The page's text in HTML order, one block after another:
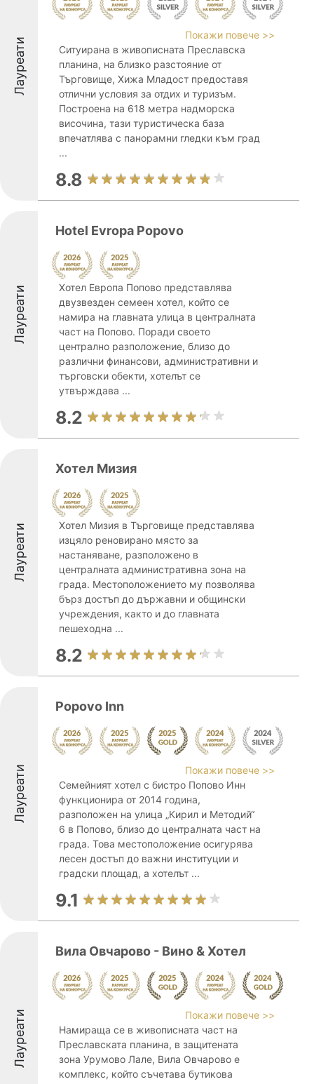
Лауреати
Покажи повече >>
Ситуирана в живописната Преславска
планина, на близко разстояние от
Търговище, Хижа Младост предоставя
отлични условия за отдих и туризъм.
Построена на 618 метра надморска
височина, тази туристическа база
впечатлява с панорамни гледки към град
...
8.8
Лауреати
Hotel Evropa Popovo
Хотел Европа Попово представлява
двузвезден семеен хотел, който се
намира на главната улица в централната
част на Попово. Поради своето
централно разположение, близо до
различни финансови, административни и
търговски обекти, хотелът се
утвърждава ...
8.2
Лауреати
Хотел Мизия
Хотел Мизия в Търговище представлява
изцяло реновирано място за
настаняване, разположено в
централната административна зона на
града. Местоположението му позволява
бърз достъп до държавни и общински
учреждения, както и до главната
пешеходна ...
8.2
Лауреати
Popovo Inn
Покажи повече >>
Семейният хотел с бистро Попово Инн
функционира от 2014 година,
разположен на улица „Кирил и Методий“
6 в Попово, близо до централната част на
града. Това местоположение осигурява
лесен достъп до важни институции и
градски площад, а хотелът ...
9.1
Лауреати
Вила Овчарово - Вино & Хотел
Покажи повече >>
Намираща се в живописната част на
Преславската планина, в защитената
зона Урумово Лале, Вила Овчарово е
комплекс, който съчетава бутикова